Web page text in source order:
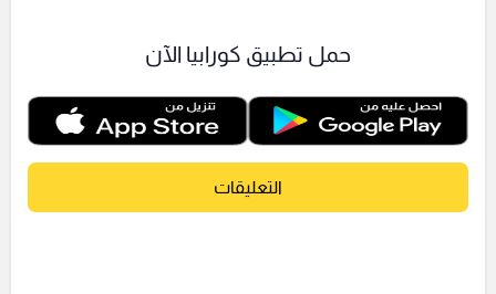
حمل تطبيق كورابيا الآن
التعليقات